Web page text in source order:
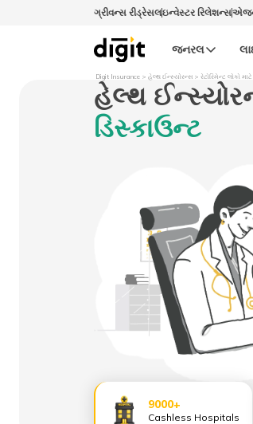
ગ્રીવન્સ રીડ્રેસલઇન્વેસ્ટર રિલેશન્સ
જનરલ
Digit Insurance હેલ્થ ઈન્સ્યોરન્સ રેટોરિમેન્ટ લોકો
હેલ્થ
ડિસ્કાઉન્ટ
9000+
Cashless Hospitals